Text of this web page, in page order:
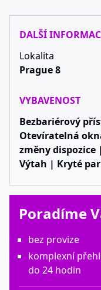
DALŠÍ
Lokalita
Prague 8
VYBAVENOST
Bezbariérový
Otevíratelná
změny dispozice
Výtah | Kryté
Poradíme
bez provize
komplexní
do 24 hodin